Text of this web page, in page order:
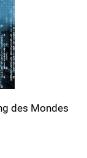
des Mondes